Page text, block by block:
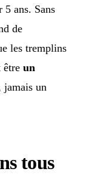
5 ans. Sans
de
les tremplins
être un
jamais un
tous